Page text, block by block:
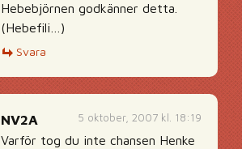
Hebebjörnen godkänner detta.
(Hebefili…)
Svara
5 oktober, 2007 kl. 18:19
NV2A
Varför tog du inte chansen Henke